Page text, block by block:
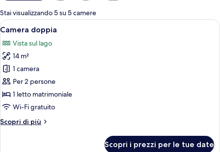
per
le
camere
Stai visualizzando 5 su 5 camere
Apri
tutte
le
foto
per
Camera
doppia
Un letto rifatto con una coperta a
11
Camera doppia
Vista sul lago
14 m²
1 camera
Per 2 persone
1 letto matrimoniale
Wi-Fi gratuito
Scopri di più
Altri
Scopri i prezzi per le tue date